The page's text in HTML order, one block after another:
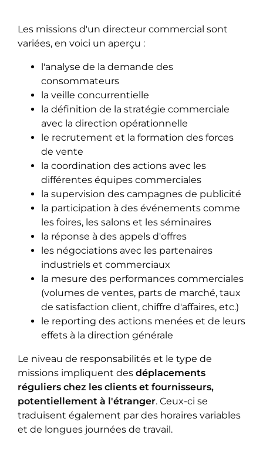
Les missions d'un directeur commercial sont
variées, en voici un aperçu :
l'analyse de la demande des
consommateurs
la veille concurrentielle
la définition de la stratégie commerciale
avec la direction opérationnelle
le recrutement et la formation des forces
de vente
la coordination des actions avec les
différentes équipes commerciales
la supervision des campagnes de publicité
la participation à des événements comme
les foires, les salons et les séminaires
la réponse à des appels d'offres
les négociations avec les partenaires
industriels et commerciaux
la mesure des performances commerciales
(volumes de ventes, parts de marché, taux
de satisfaction client, chiffre d'affaires, etc.)
le reporting des actions menées et de leurs
effets à la direction générale
Le niveau de responsabilités et le type de
missions impliquent des déplacements
réguliers chez les clients et fournisseurs,
potentiellement à l'étranger. Ceux-ci se
traduisent également par des horaires variables
et de longues journées de travail.